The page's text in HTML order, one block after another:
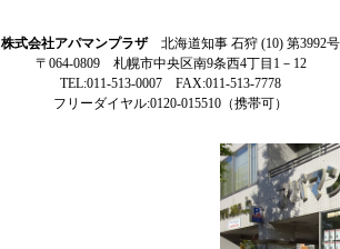
株式会社アパマンプラザ北海道知事 石狩 (10) 第3992号
〒064-0809 札幌市中央区南9条西4丁目1－12
TEL:011-513-0007 FAX:011-513-7778
フリーダイヤル:0120-015510（携帯可）